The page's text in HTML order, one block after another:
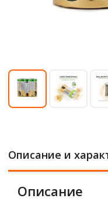
Описание и
Описание